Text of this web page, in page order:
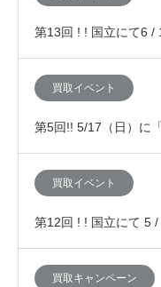
第13回 ! ! 国立にて6 /
21（日） の4日間、
買取イベント
第5回!! 5/17（日）に
（ジョンロブ、エド
買取イベント
第12回 ! ! 国立にて 5
祝）の4日間、「査定
買取キャンペーン